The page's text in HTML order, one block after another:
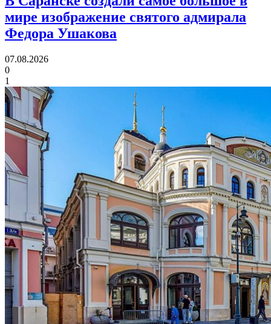
мире изображение святого адмирала
Федора Ушакова
07.08.2026
0
1